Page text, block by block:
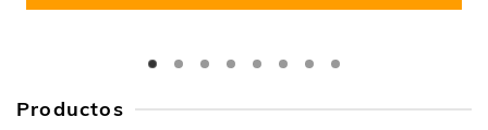
Productos